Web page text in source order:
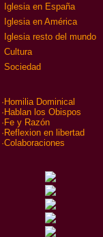
Iglesia en España
Iglesia en América
Iglesia resto del mundo
Cultura
Sociedad
· Homilia Dominical
· Hablan los Obispos
· Fe y Razón
· Reflexion en libertad
·Colaboraciones